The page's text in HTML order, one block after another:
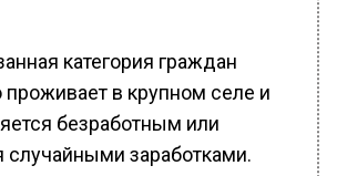
категория граждан
проживает в крупном селе и
безработным или
случайными заработками.